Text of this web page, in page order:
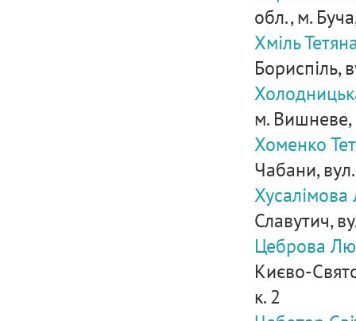
обл., м.
Хміль
Бориспіль,
м. Вишневе,
Хоменко
Чабани,
Хусалімова
Славутич,
Цеброва
Києво-
к. 2